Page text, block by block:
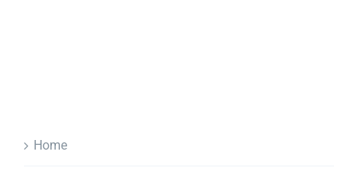
Home